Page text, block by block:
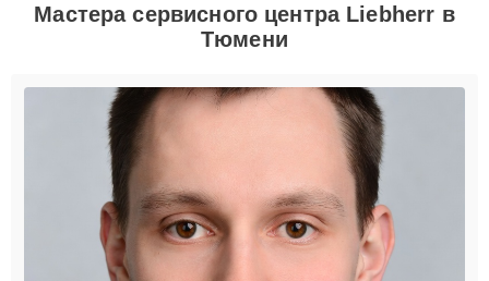
Мастера сервисного центра Liebherr в
Тюмени